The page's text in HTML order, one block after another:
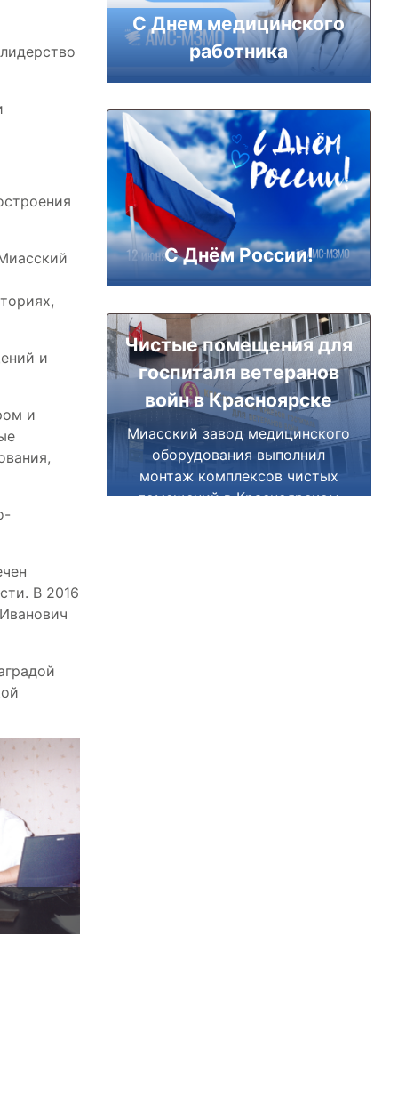
и
и
В 2016
С Днем медицинского
работника
С Днём России!
Чистые помещения для
госпиталя ветеранов
войн в Красноярске
Миасский завод медицинского
оборудования выполнил
монтаж комплексов чистых
помещений в Красноярском